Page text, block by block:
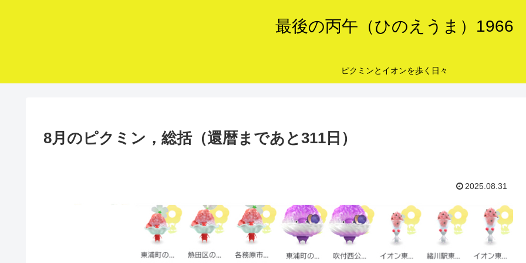
最後の丙午（ひのえうま）1966
ピクミンとイオンを歩く日々
8月のピクミン，総括（還暦まであと311日）
2025.08.31